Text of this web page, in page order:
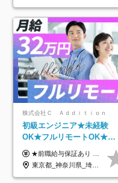
株式会社Ｃ Ａｄｄｉｔｉｏｎ
初級エンジニア★未経験
OK★フルリモートOK★月
給32万円～★残業月10h＆
年休120日以上★副業可
★前職給与保証あり ★月給32万円以上＋インセンティブあり 月給32万円以上＋インセンティブ＋各種手当 ※上記には固定残業代（月30時間・44,400円～）を含みます ※超過分は別途支給します ※試用期間はございません ★＼成果＝あなたの収入／★ 【1】案件単価ー8万円＝あなたの給与 参画したプロジェクトの案件単価から 一律8万円引いた金額があなたの給与です！ （月給例） ■1人称での構築・小規模な詳細設計 案件単価55万円ー8万円＝月給47万円（還元率85.5%） ■大型案件の設計・構築やプロジェクト管理 案件単価90万円ー8万円＝月給82万円（還元率91.1%） ‥‥‥‥‥‥‥‥‥‥‥‥‥‥‥‥‥‥ 【2】月給の他にも豊富なインセンティブあり 全員が月3～13万円のインセンティブをゲットしています！ ≪インセンティブ制度≫ 稼働している現場で増員・交代が発生し、 当社の人員を配属が決定した際に支給。 ◇C Addition正社員が参画 ：実粗利の10%／毎月 ◇協力会社所属の社員が参画：実粗利の30%／毎月 ≪リファラル制度≫ あなたの知り合いが当社のメンバーになった際に、 毎月1人あたり2万円支給します◎ ‥‥‥‥‥‥‥‥‥‥‥‥‥‥‥‥‥‥
東京都_神奈川県_埼玉県_千葉県_大阪府_愛知県_北海道_青森県_岩手県_宮城県_秋田県_山形県_福島県_茨城県_栃木県_群馬県_新潟県_山梨県_長野県_富山県_石川県_福井県_静岡県_岐阜県_三重県_兵庫県_京都府_滋賀県_奈良県_和歌山県_広島県_岡山県_鳥取県_島根県_山口県_徳島県_香川県_愛媛県_高知県_福岡県_熊本県_佐賀県_長崎県_大分県_宮崎県_鹿児島県_沖縄県